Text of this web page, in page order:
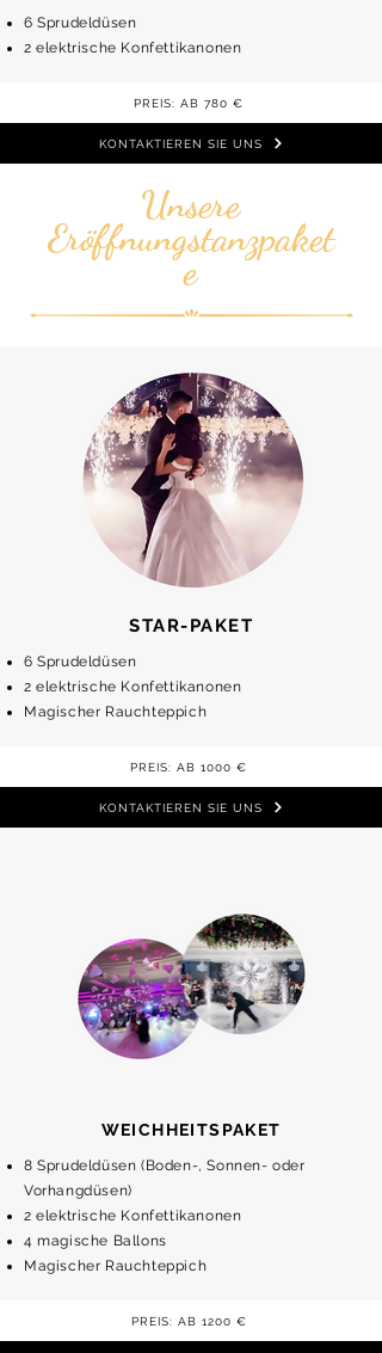
6 Sprudeldüsen
2 elektrische Konfettikanonen
PREIS: AB 780 €
KONTAKTIEREN SIE UNS
Unsere
Eröffnungstanzpaket
e
STAR-PAKET
6 Sprudeldüsen
2 elektrische Konfettikanonen
Magischer Rauchteppich
PREIS: AB 1000 €
KONTAKTIEREN SIE UNS
WEICHHEITSPAKET
8 Sprudeldüsen (Boden-, Sonnen- oder
Vorhangdüsen)
2 elektrische Konfettikanonen
4 magische Ballons
Magischer Rauchteppich
PREIS: AB 1200 €